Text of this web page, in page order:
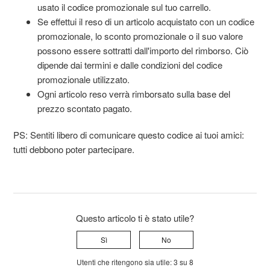
usato il codice promozionale sul tuo carrello.
Se effettui il reso di un articolo acquistato con un codice
promozionale, lo sconto promozionale o il suo valore
possono essere sottratti dall'importo del rimborso. Ciò
dipende dai termini e dalle condizioni del codice
promozionale utilizzato.
Ogni articolo reso verrà rimborsato sulla base del
prezzo scontato pagato.
PS: Sentiti libero di comunicare questo codice ai tuoi amici:
tutti debbono poter partecipare.
Questo articolo ti è stato utile?
Sì No
Utenti che ritengono sia utile: 3 su 8